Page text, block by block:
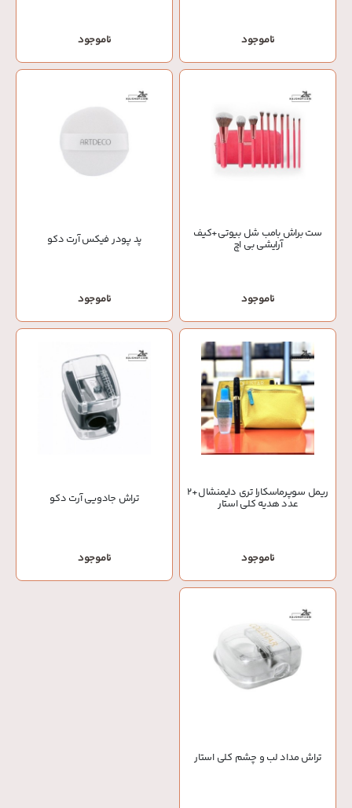
ناموجود ناموجود
ست براش بامب شل بیوتی+کیف
آرایشی بی اچ
ناموجود
پد پودر فیکس آرت دکو
ناموجود
ریمل سوپرماسکارا تری دایمنشال+2
عدد هدیه کلی استار
ناموجود
تراش جادویی آرت دکو
ناموجود
تراش مداد لب و چشم کلی استار